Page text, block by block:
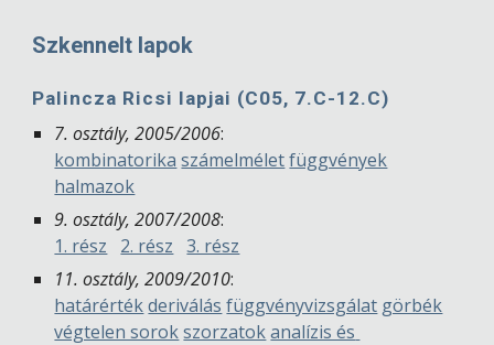
Szkennelt lapok
Palincza Ricsi lapjai (C05, 7.C-12.C)
7. osztály, 2005/2006:
kombinatorika számelmélet függvények
halmazok
9. osztály, 2007/2008:
1. rész
2. rész
3. rész
11. osztály, 2009/2010:
határérték deriválás függvényvizsgálat görbék
végtelen sorok szorzatok analízis és